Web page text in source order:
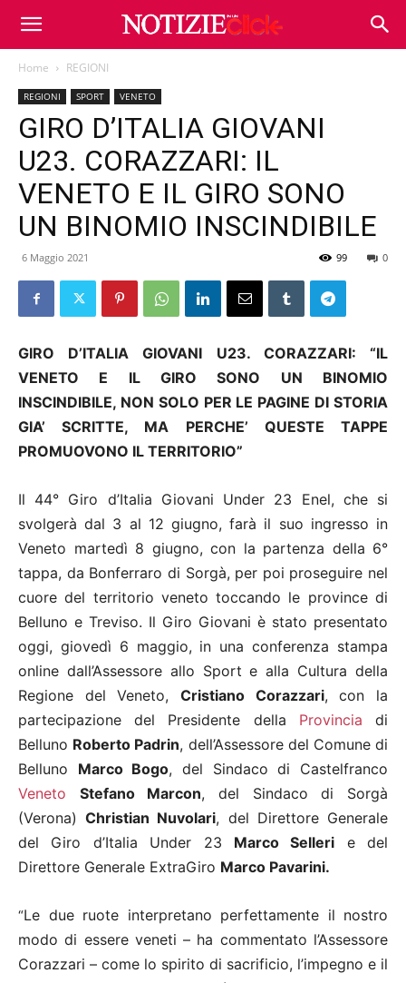
Home REGIONI
REGIONI SPORT VENETO
GIRO D’ITALIA GIOVANI
U23. CORAZZARI: IL
VENETO E IL GIRO SONO
UN BINOMIO INSCINDIBILE
6 Maggio 2021 0
99
GIRO D’ITALIA GIOVANI U23. CORAZZARI: “IL
VENETO E IL GIRO SONO UN BINOMIO
INSCINDIBILE, NON SOLO PER LE PAGINE DI STORIA
GIA’ SCRITTE, MA PERCHE’ QUESTE TAPPE
PROMUOVONO IL TERRITORIO”
Il 44° Giro d’Italia Giovani Under 23 Enel, che si
svolgerà dal 3 al 12 giugno, farà il suo ingresso in
Veneto martedì 8 giugno, con la partenza della 6°
tappa, da Bonferraro di Sorgà, per poi proseguire nel
cuore del territorio veneto toccando le province di
Belluno e Treviso. Il Giro Giovani è stato presentato
oggi, giovedì 6 maggio, in una conferenza stampa
online dall’Assessore allo Sport e alla Cultura della
Regione del Veneto, Cristiano Corazzari, con la
partecipazione del Presidente della Provincia di
Belluno Roberto Padrin, dell’Assessore del Comune di
Belluno Marco Bogo, del Sindaco di Castelfranco
Veneto
Stefano Marcon, del Sindaco di Sorgà
(Verona)Christian Nuvolari, del Direttore Generale
del Giro d’Italia Under 23 Marco Selleri e del
Direttore Generale ExtraGiro Marco Pavarini.
“Le due ruote interpretano perfettamente il nostro
modo di essere veneti – ha commentato l’Assessore
Corazzari – come lo spirito di sacrificio, l’impegno e il